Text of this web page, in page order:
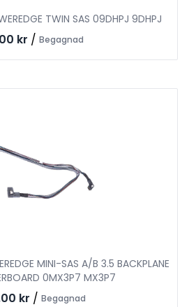
TWIN SAS 09DHPJ 9DHPJ
kr / Begagnad
MINI-SAS A/B 3.5 BACKPLANE
0MX3P7 MX3P7
kr / Begagnad